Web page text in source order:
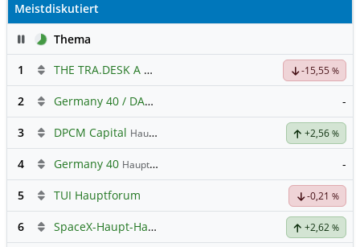
Meistdiskutiert
PauseThema
1
THE TRA.DESK A DL-,000001 -15,55 %
2 Germany 40 / DAX Prognose -
3 DPCM Capital Hauptdiskussion +2,56 %
4 Germany 40 Hauptdiskussion -
5 TUI Hauptforum -0,21 %
6 SpaceX-Haupt-Hauptforum +2,62 %